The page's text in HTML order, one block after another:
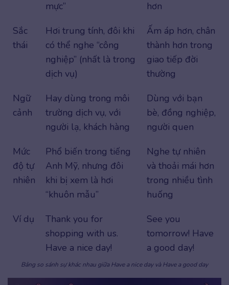
mực”
hơn
Sắc
thái
Hơi trung tính, đôi khi
có thể nghe “công
nghiệp” (nhất là trong
dịch vụ)
Ấm áp hơn, chân
thành hơn trong
giao tiếp đời
thường
Ngữ
cảnh
Hay dùng trong môi
trường dịch vụ, với
người lạ, khách hàng
Dùng với bạn
bè, đồng nghiệp,
người quen
Mức
độ tự
nhiên
Phổ biến trong tiếng
Anh Mỹ, nhưng đôi
khi bị xem là hơi
“khuôn mẫu”
Nghe tự nhiên
và thoải mái hơn
trong nhiều tình
huống
Ví dụ
Thank you for
shopping with us.
Have a nice day!
See you
tomorrow! Have
a good day!
Bảng so sánh sự khác nhau giữa Have a nice day và Have a good day